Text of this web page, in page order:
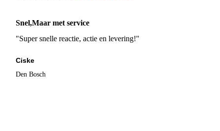
Snel,Maar met service
"Super snelle reactie, actie en levering!"
Ciske
Den Bosch